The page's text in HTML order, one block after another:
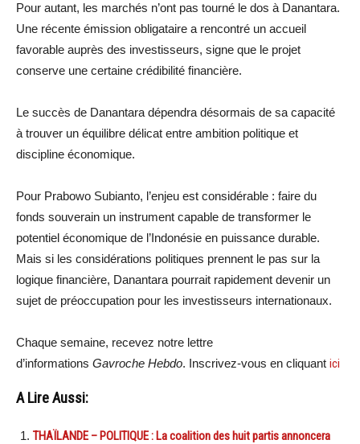
Pour autant, les marchés n’ont pas tourné le dos à Danantara.
Une récente émission obligataire a rencontré un accueil
favorable auprès des investisseurs, signe que le projet
conserve une certaine crédibilité financière.
Le succès de Danantara dépendra désormais de sa capacité
à trouver un équilibre délicat entre ambition politique et
discipline économique.
Pour Prabowo Subianto, l’enjeu est considérable : faire du
fonds souverain un instrument capable de transformer le
potentiel économique de l’Indonésie en puissance durable.
Mais si les considérations politiques prennent le pas sur la
logique financière, Danantara pourrait rapidement devenir un
sujet de préoccupation pour les investisseurs internationaux.
Chaque semaine, recevez notre lettre
d’informations Gavroche Hebdo. Inscrivez-vous en cliquant ici
A Lire Aussi:
THAÏLANDE – POLITIQUE : La coalition des huit partis annoncera